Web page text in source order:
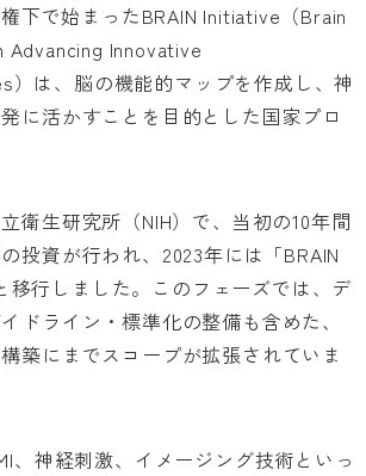
下で始まったBRAIN Initiative（Brain
Innovative
）は、脳の機能的マップを作成し、神
に活かすことを目的とした国家プロ
衛生研究所（NIH）で、当初の10年間
投資が行われ、2023年には「BRAIN
移行しました。このフェーズでは、デ
ドライン・標準化の整備も含めた、
築にまでスコープが拡張されていま
、神経刺激、イメージング技術といっ